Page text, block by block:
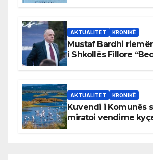
AKTUALITET KRONIKË
Mustaf Bardhi
i Shkollës Fillore
AKTUALITET KRONIKË
Kuvendi i Komunës
miratoi vendime